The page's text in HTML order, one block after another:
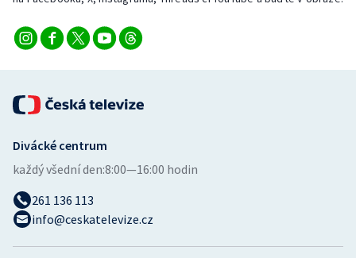
Divácké centrum
každý všední den:8:00—16:00 hodin
261 136 113
info@ceskatelevize.cz